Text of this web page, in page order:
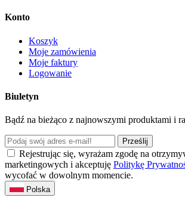
Konto
Koszyk
Moje zamówienia
Moje faktury
Logowanie
Biuletyn
Bądź na bieżąco z najnowszymi produktami i
Prześlij
Rejestrując się, wyrażam zgodę na
marketingowych i akceptuję Politykę
wycofać w dowolnym momencie.
Polska